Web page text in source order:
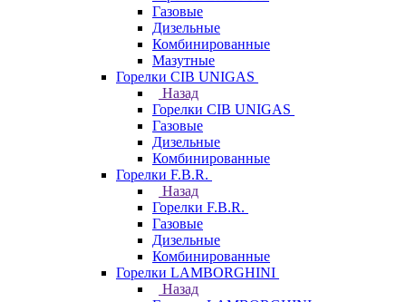
Газовые
Дизельные
Комбинированные
Мазутные
Горелки CIB UNIGAS
Назад
Горелки CIB UNIGAS
Газовые
Дизельные
Комбинированные
Горелки F.B.R.
Назад
Горелки F.B.R.
Газовые
Дизельные
Комбинированные
Горелки LAMBORGHINI
Назад